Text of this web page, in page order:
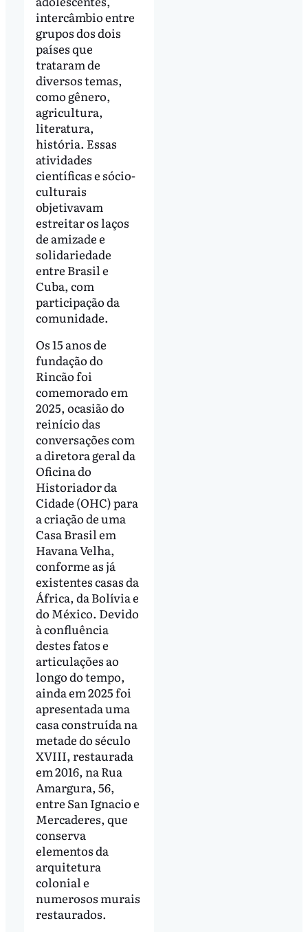
intercâmbio entre
grupos dos dois
países que
trataram de
diversos temas,
como gênero,
agricultura,
literatura,
história. Essas
atividades
científicas e sócio-
culturais
objetivavam
estreitar os laços
de amizade e
solidariedade
entre Brasil e
Cuba, com
participação da
comunidade.
Os 15 anos de
fundação do
Rincão foi
comemorado em
2025, ocasião do
reinício das
conversações com
a diretora geral da
Oficina do
Historiador da
Cidade (OHC) para
a criação de uma
Casa Brasil em
Havana Velha,
conforme as já
existentes casas da
África, da Bolívia e
do México. Devido
à confluência
destes fatos e
articulações ao
longo do tempo,
ainda em 2025 foi
apresentada uma
casa construída na
metade do século
XVIII, restaurada
em 2016, na Rua
Amargura, 56,
entre San Ignacio e
Mercaderes, que
conserva
elementos da
arquitetura
colonial e
numerosos murais
restaurados.